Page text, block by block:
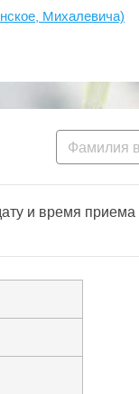
Михалевича)
и время приема